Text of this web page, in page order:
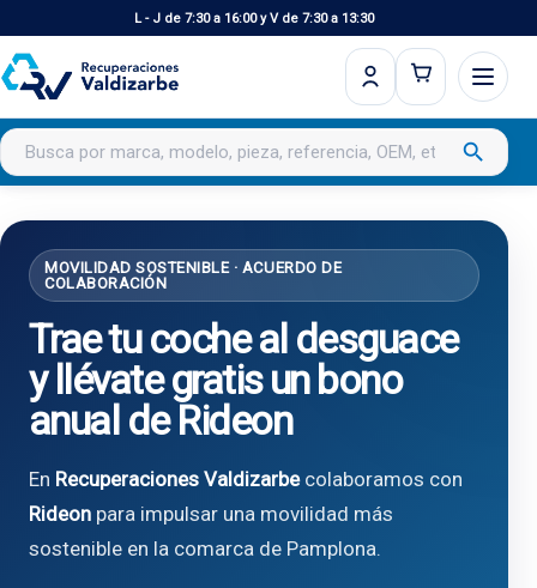
L - J de 7:30 a 16:00 y V de 7:30 a 13:30
Buscar productos search
MOVILIDAD SOSTENIBLE · ACUERDO DE
COLABORACIÓN
Trae tu coche al desguace
y llévate gratis un bono
anual de Rideon
En Recuperaciones Valdizarbecolaboramos con
Rideon para impulsar una movilidad más
sostenible en la comarca de Pamplona.